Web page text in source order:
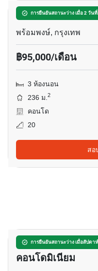
การยืนยันสถานะว่าง เมื่อ 2 วัน
ดีเอส ทาวเวอร์ 1
พร้อมพงษ์, กรุงเทพ
฿95,000/เดือน
3 ห้องนอน
236 ม.2
คอนโด
20
สอ
การยืนยันสถานะว่าง เมื่อสัปดา
เดอะ วอเตอร์ฟอร์
คอนโดมิเนียม